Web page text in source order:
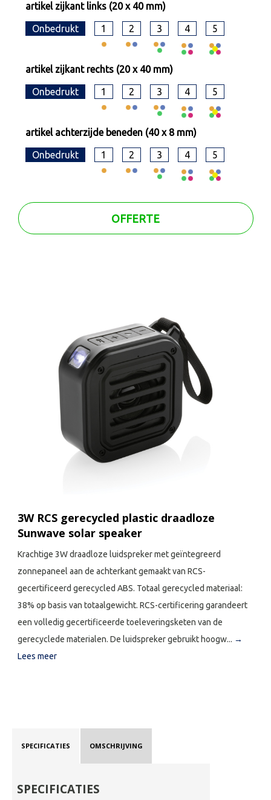
artikel zijkant links (20 x 40 mm)
Onbedrukt 1 2 3 4 5
artikel zijkant rechts (20 x 40 mm)
Onbedrukt 1 2 3 4 5
artikel achterzijde beneden (40 x 8 mm)
Onbedrukt 1 2 3 4 5
OFFERTE
3W RCS gerecycled plastic draadloze
Sunwave solar speaker
Krachtige 3W draadloze luidspreker met geïntegreerd
zonnepaneel aan de achterkant gemaakt van RCS-
gecertificeerd gerecycled ABS. Totaal gerecycled materiaal:
38% op basis van totaalgewicht. RCS-certificering garandeert
een volledig gecertificeerde toeleveringsketen van de
gerecyclede materialen. De luidspreker gebruikt hoogw... →
Lees meer
SPECIFICATIES OMSCHRIJVING
SPECIFICATIES